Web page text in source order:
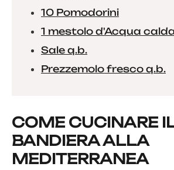
10 Pomodorini
1 mestolo d'Acqua
Sale q.b.
Prezzemolo fresco q.b.
COME CUCINARE
BANDIERA ALLA
MEDITERRANEA